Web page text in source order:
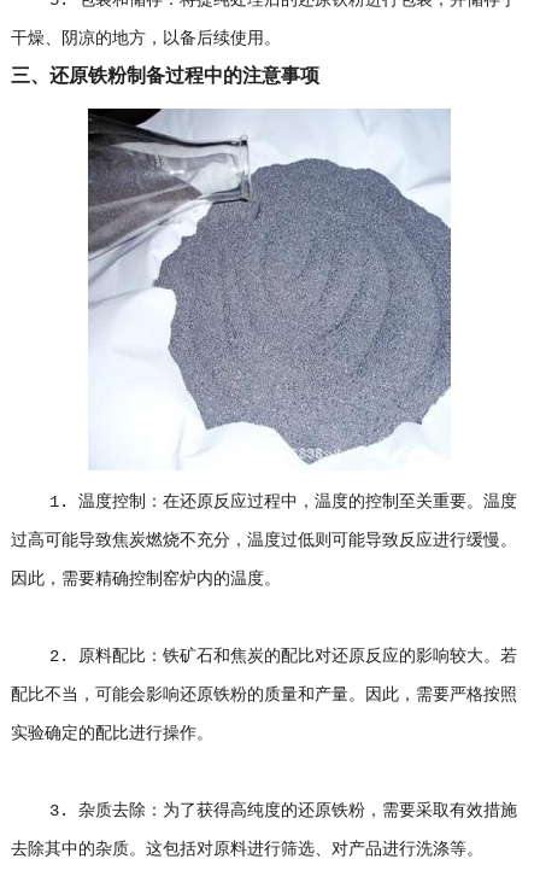
干燥、阴凉的地方，以备后续使用。
三、还原铁粉制备过程中的注意事项
1. 温度控制：在还原反应过程中，温度的控制至关重要。温度
过高可能导致焦炭燃烧不充分，温度过低则可能导致反应进行缓慢。
因此，需要精确控制窑炉内的温度。
2. 原料配比：铁矿石和焦炭的配比对还原反应的影响较大。若
配比不当，可能会影响还原铁粉的质量和产量。因此，需要严格按照
实验确定的配比进行操作。
3. 杂质去除：为了获得高纯度的还原铁粉，需要采取有效措施
去除其中的杂质。这包括对原料进行筛选、对产品进行洗涤等。